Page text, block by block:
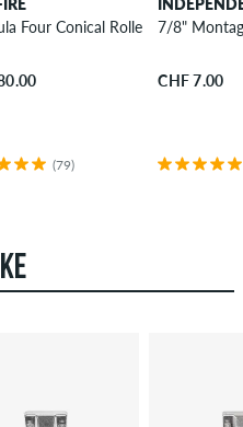
Four Conical Rollen 56 mm
(79)
7/8"
CHF 7.00